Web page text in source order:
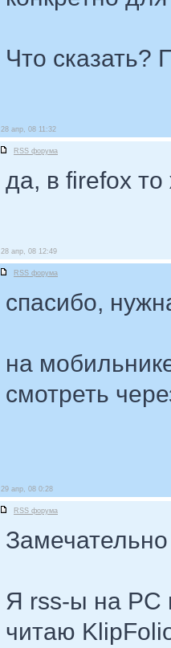
Что сказать?
28 апр, 08 11:32
RSS форума
да, в firefox
28 апр, 08 12:49
RSS форума
спасибо,
на
смотреть
29 апр, 08 0:28
RSS форума
Я rss-ы на PC
читаю